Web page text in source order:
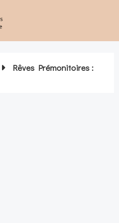
Rêves Prémonitoires :